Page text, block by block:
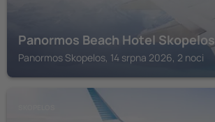
Panormos Beach Hotel Skopelos
Panormos Skopelos, 14 srpna 2026, 2 noci